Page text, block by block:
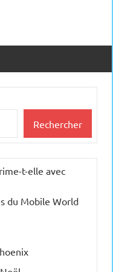
Rechercher
t-elle avec
du Mobile World